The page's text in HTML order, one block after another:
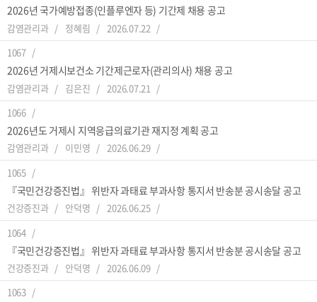
2026년 국가예방접종(인플루엔자 등) 기간제 채용 공고
감염관리과 정혜림
2026.07.22
1067
2026년 거제시보건소 기간제근로자(관리의사) 채용 공고
감염관리과 김은진
2026.07.21
1066
2026년도 거제시 지역응급의료기관 재지정 계획 공고
감염관리과 이민영
2026.06.29
1065
『국민건강증진법』 위반자 과태료 부과사항 통지서 반송분 공시송달 공고
건강증진과 안덕명
2026.06.25
1064
『국민건강증진법』 위반자 과태료 부과사항 통지서 반송분 공시송달 공고
건강증진과 안덕명
2026.06.09
1063